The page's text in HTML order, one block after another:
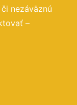
nezáväznú
–